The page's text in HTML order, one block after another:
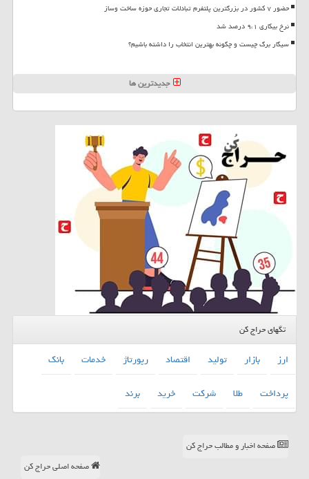
حضور ۷ کشور در بزرگترین پلتفرم تبادلات تجاری حوزه ساخت وساز
نرخ بیکاری ۹،۱ درصد شد
سیگار برگ چیست و چگونه بهترین انتخاب را داشته باشیم؟
جدیدترین ها
تگهای حراج کن
ارز بازار تولید اقتصاد رپورتاژ خدمات
بانك
پرداخت
طلا شركت خرید برند
صفحه اخبار و مطالب حراج کن
صفحه اصلی حراج کن